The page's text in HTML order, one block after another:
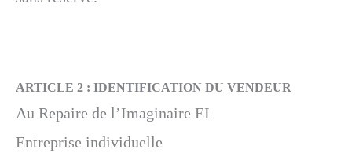
ARTICLE 2 : IDENTIFICATION DU VENDEUR
Au Repaire de l’Imaginaire EI
Entreprise individuelle